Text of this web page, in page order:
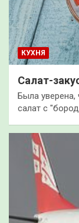
КУХНЯ
Салат-
Была уверена,
салат с